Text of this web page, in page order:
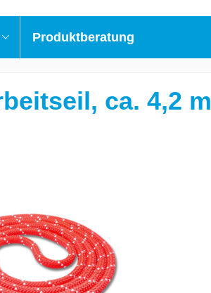
Produktberatung
ca. 4,2 m